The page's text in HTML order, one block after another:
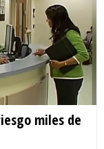
miles de